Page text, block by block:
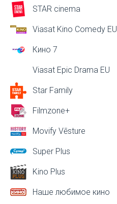
STAR cinema
Viasat Kino Comedy EU
Кино 7
Viasat Epic Drama EU
Star Family
Filmzone+
Movify Vēsture
Super Plus
Kino Plus
Наше любимое кино